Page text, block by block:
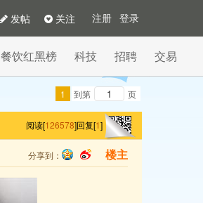
注册 登录
关注
发帖
餐饮红黑榜 科技 招聘 交易
1 到第 页
阅读[126578]回复[1]
楼主
分享到：
qq
sina